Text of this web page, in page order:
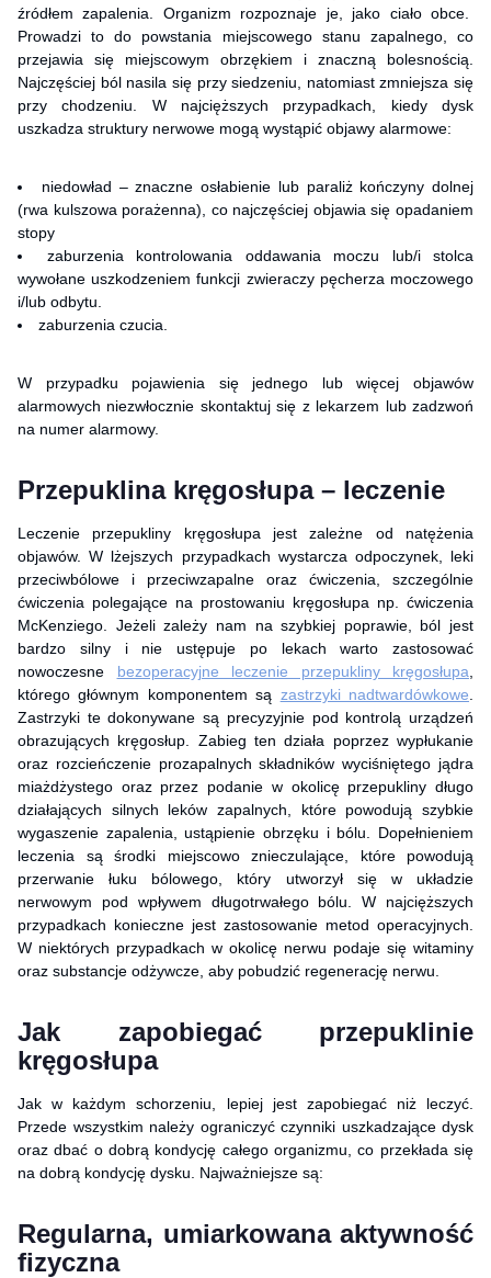
źródłem zapalenia. Organizm rozpoznaje je, jako ciało obce.
Prowadzi to do powstania miejscowego stanu zapalnego, co
przejawia się miejscowym obrzękiem i znaczną bolesnością.
Najczęściej ból nasila się przy siedzeniu, natomiast zmniejsza się
przy chodzeniu. W najcięższych przypadkach, kiedy dysk
uszkadza struktury nerwowe mogą wystąpić objawy alarmowe:
niedowład – znaczne osłabienie lub paraliż kończyny dolnej
(rwa kulszowa porażenna), co najczęściej objawia się opadaniem
stopy
zaburzenia kontrolowania oddawania moczu lub/i stolca
wywołane uszkodzeniem funkcji zwieraczy pęcherza moczowego
i/lub odbytu.
zaburzenia czucia.
W przypadku pojawienia się jednego lub więcej objawów
alarmowych niezwłocznie skontaktuj się z lekarzem lub zadzwoń
na numer alarmowy.
Przepuklina kręgosłupa – leczenie
Leczenie przepukliny kręgosłupa jest zależne od natężenia
objawów. W lżejszych przypadkach wystarcza odpoczynek, leki
przeciwbólowe i przeciwzapalne oraz ćwiczenia, szczególnie
ćwiczenia polegające na prostowaniu kręgosłupa np. ćwiczenia
McKenziego. Jeżeli zależy nam na szybkiej poprawie, ból jest
bardzo silny i nie ustępuje po lekach warto zastosować
nowoczesne bezoperacyjne leczenie przepukliny kręgosłupa
którego głównym komponentem są zastrzyki nadtwardówkowe
Zastrzyki te dokonywane są precyzyjnie pod kontrolą urządzeń
obrazujących kręgosłup. Zabieg ten działa poprzez wypłukanie
oraz rozcieńczenie prozapalnych składników wyciśniętego jądra
miażdżystego oraz przez podanie w okolicę przepukliny długo
działających silnych leków zapalnych, które powodują szybkie
wygaszenie zapalenia, ustąpienie obrzęku i bólu. Dopełnieniem
leczenia są środki miejscowo znieczulające, które powodują
przerwanie łuku bólowego, który utworzył się w układzie
nerwowym pod wpływem długotrwałego bólu. W najcięższych
przypadkach konieczne jest zastosowanie metod operacyjnych.
W niektórych przypadkach w okolicę nerwu podaje się witaminy
oraz substancje odżywcze, aby pobudzić regenerację nerwu.
Jak zapobiegać przepuklinie
kręgosłupa
Jak w każdym schorzeniu, lepiej jest zapobiegać niż leczyć.
Przede wszystkim należy ograniczyć czynniki uszkadzające dysk
oraz dbać o dobrą kondycję całego organizmu, co przekłada się
na dobrą kondycję dysku. Najważniejsze są:
Regularna, umiarkowana aktywność
fizyczna